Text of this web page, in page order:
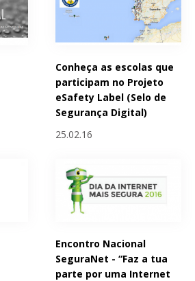
Conheça as escolas que
participam no Projeto
eSafety Label (Selo de
Segurança Digital)
25.02.16
Encontro Nacional
SeguraNet - “Faz a tua
parte por uma Internet